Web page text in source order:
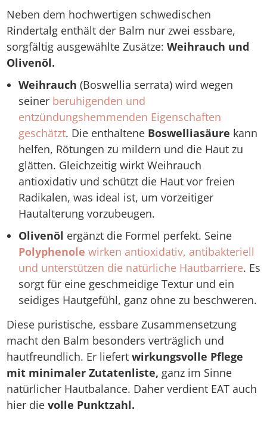
Neben dem hochwertigen schwedischen
Rindertalg enthält der Balm nur zwei essbare,
sorgfältig ausgewählte Zusätze: Weihrauch und
Olivenöl.
Weihrauch (Boswellia serrata) wird wegen
seiner beruhigenden und
entzündungshemmenden Eigenschaften
geschätzt. Die enthaltene Boswelliasäure kann
helfen, Rötungen zu mildern und die Haut zu
glätten. Gleichzeitig wirkt Weihrauch
antioxidativ und schützt die Haut vor freien
Radikalen, was ideal ist, um vorzeitiger
Hautalterung vorzubeugen.
Olivenöl ergänzt die Formel perfekt. Seine
Polyphenole wirken antioxidativ, antibakteriell
und unterstützen die natürliche Hautbarriere. Es
sorgt für eine geschmeidige Textur und ein
seidiges Hautgefühl, ganz ohne zu beschweren.
Diese puristische, essbare Zusammensetzung
macht den Balm besonders verträglich und
hautfreundlich. Er liefert wirkungsvolle Pflege
mit minimaler Zutatenliste, ganz im Sinne
natürlicher Hautbalance. Daher verdient EAT auch
hier die volle Punktzahl.